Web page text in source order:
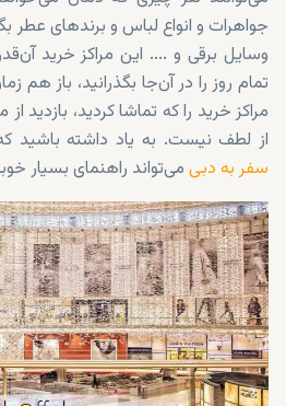
جواهرات و انواع لباس و برندهای عطر
وسایل برقی و .... این مراکز خرید
تمام روز را در آن‌جا بگذرانید، باز هم
مراکز خرید را که تماشا کردید، بازدید
از لطف نیست. به یاد داشته باشید
سفر به دبی می‌تواند راهنمای بسیار